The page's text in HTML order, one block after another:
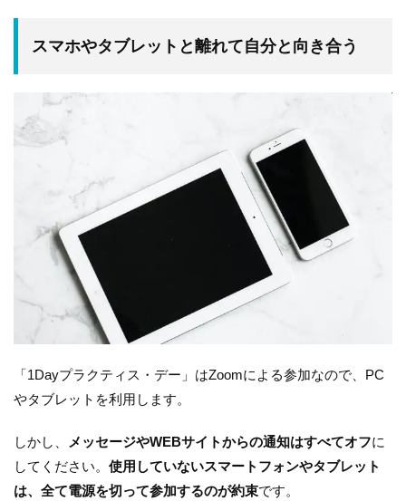
スマホやタブレットと離れて自分と向き合う
「1Dayプラクティス・デー」はZoomによる参加なので、PC
やタブレットを利用します。
しかし、 メッセージやWEBサイトからの通知はすべてオフに
してください。 使用していないスマートフォンやタブレット
は、全て電源を切って参加するのが約束です。